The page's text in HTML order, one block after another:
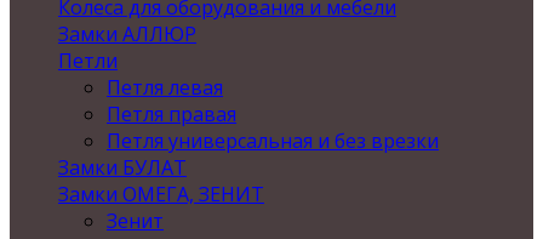
Колеса для оборудования и мебели
Замки АЛЛЮР
Петли
Петля левая
Петля правая
Петля универсальная и без врезки
Замки БУЛАТ
Замки ОМЕГА, ЗЕНИТ
Зенит